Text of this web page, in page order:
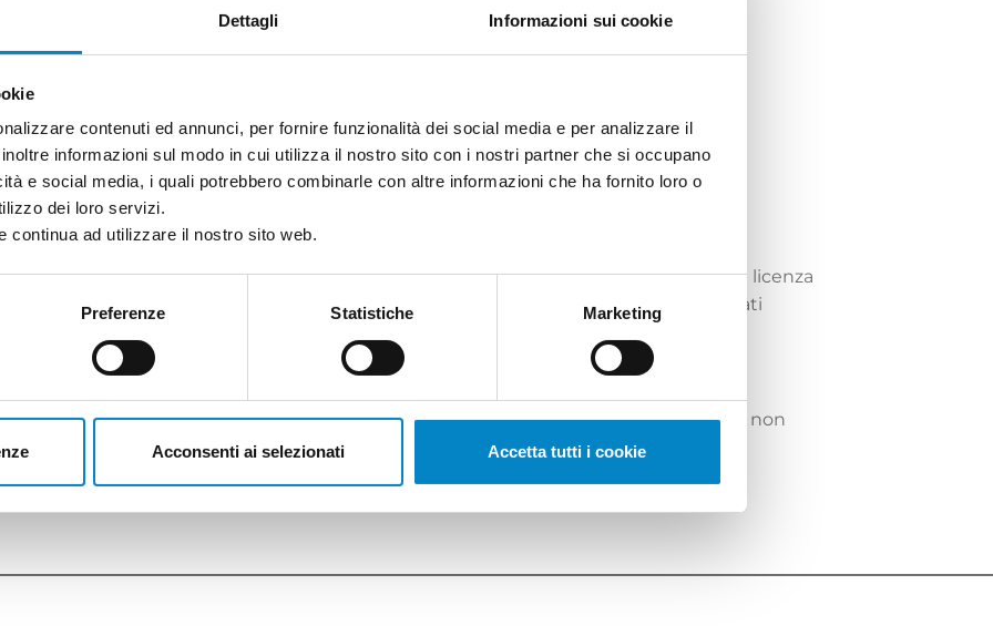
Dettagli Informazioni sui cookie
contenuti ed annunci, per fornire funzionalità dei social media e per analizzare il
informazioni sul modo in cui utilizza il nostro sito con i nostri partner che si occupano
e social media, i quali potrebbero combinarle con altre informazioni che ha fornito loro o
dei loro servizi.
continua ad utilizzare il nostro sito web.
Preferenze Statistiche Marketing
Acconsenti ai selezionati Accetta tutti i cookie
di Manutenzione 4.0;
di Lean 4.0;
per l’integrazione di reti 5G e tecnologie emergenti in ambito industriale.
per la ricerca contrattuale, le conoscenze e i brevettiacquisiti od ottenuti in licenza
di mercato e le
spese relative ai servizi di consulenza
e servizi equivalenti utilizzati
dall’impresa;
presentate, in via esclusivamente telematica, a partire dal 5 luglio 2023 ed entro e non
clicca qui.